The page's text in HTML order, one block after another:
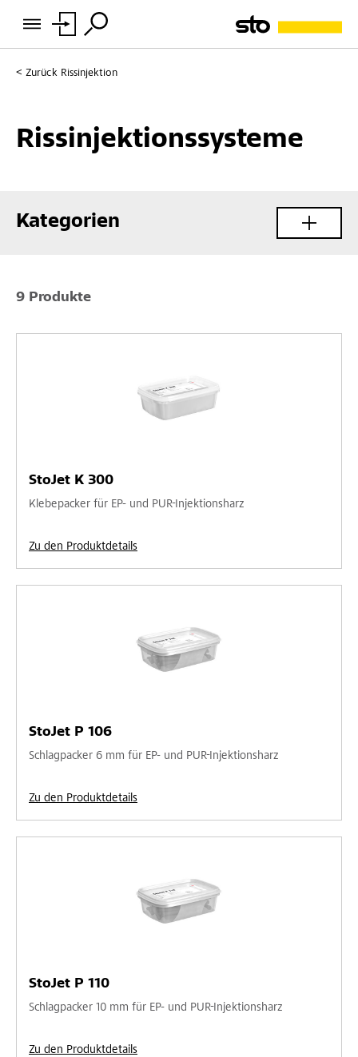
Zurück Rissinjektion
Rissinjektionssysteme
Kategorien
9 Produkte
StoJet K 300
Klebepacker für EP- und PUR-Injektionsharz
Zu den Produktdetails
StoJet P 106
Schlagpacker 6 mm für EP- und PUR-Injektionsharz
Zu den Produktdetails
StoJet P 110
Schlagpacker 10 mm für EP- und PUR-Injektionsharz
Zu den Produktdetails